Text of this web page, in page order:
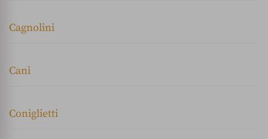
Cagnolini
Cani
Coniglietti